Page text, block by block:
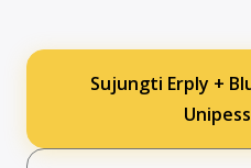
Sujungti Erply +